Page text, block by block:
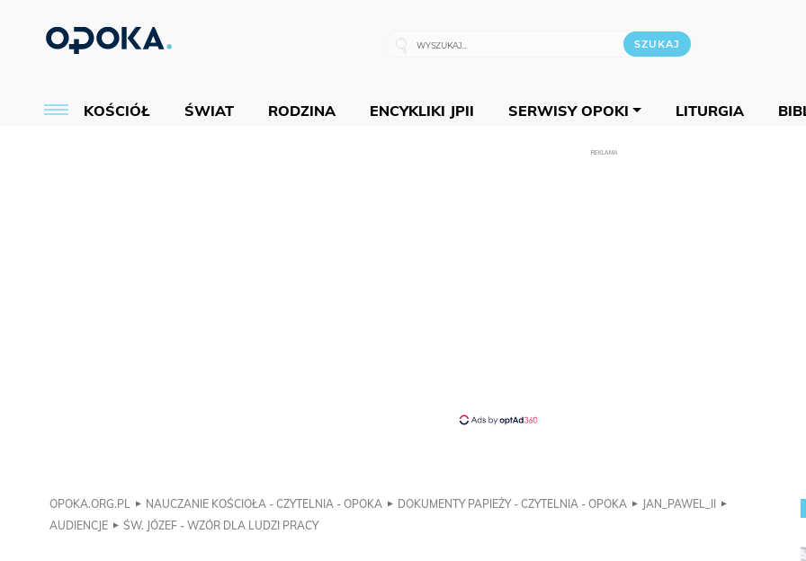
KOŚCIÓŁ ŚWIAT RODZINA ENCYKLIKI JPII SERWISY OPOKI LITURGIA
REKLAMA
OPOKA.ORG.PL NAUCZANIE KOŚCIOŁA - CZYTELNIA - OPOKA DOKUMENTY PAPIEŻY - CZYTELNIA - OPOKA
JAN_PAWEL_II
AUDIENCJE
ŚW. JÓZEF - WZÓR DLA LUDZI PRACY